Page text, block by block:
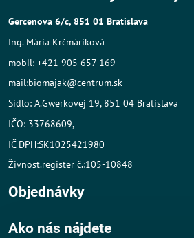
Gercenova 6/c, 851 01 Bratislava
Ing. Mária Krčmáriková
mobil: +421 905 657 169
mail:biomajak@centrum.sk
Sídlo: A.Gwerkovej 19, 851 04 Bratislava
IČO: 33768609,
IČ DPH:SK1025421980
Živnost.register č.:105-10848
Objednávky
Ako nás nájdete